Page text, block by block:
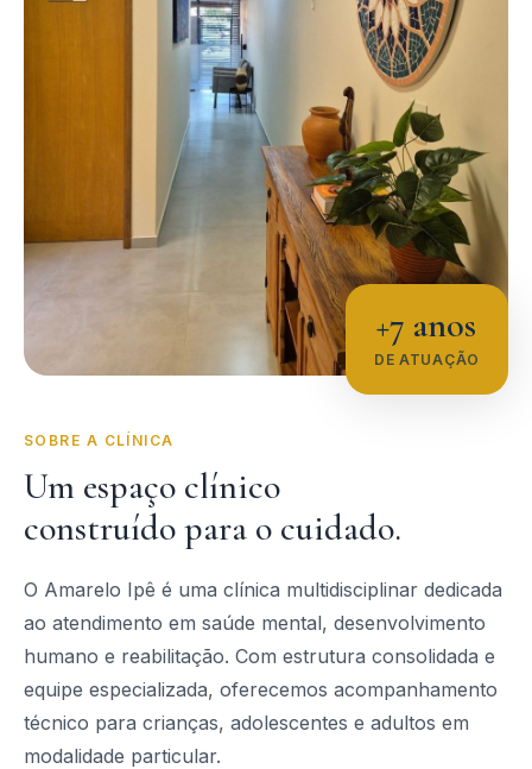
+7 anos
DE ATUAÇÃO
SOBRE A CLÍNICA
Um espaço clínico
construído para o cuidado.
O Amarelo Ipê é uma clínica multidisciplinar dedicada
ao atendimento em saúde mental, desenvolvimento
humano e reabilitação. Com estrutura consolidada e
equipe especializada, oferecemos acompanhamento
técnico para crianças, adolescentes e adultos em
modalidade particular.